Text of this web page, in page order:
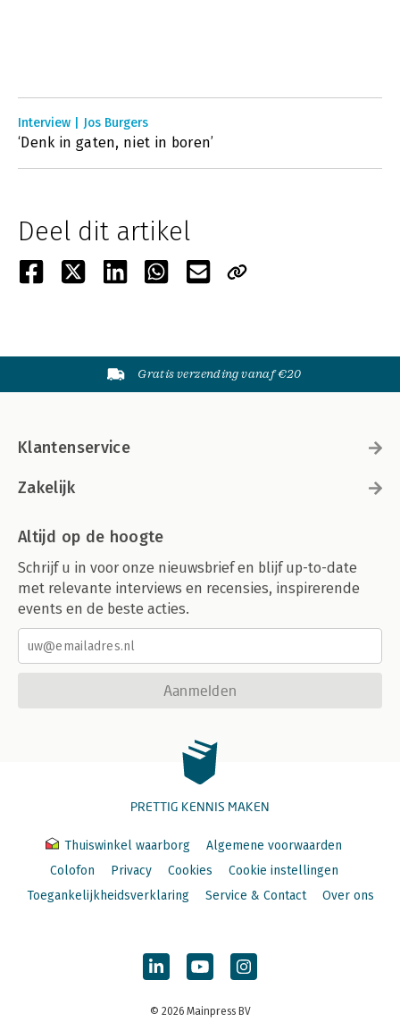
Interview | Jos Burgers
‘Denk in gaten, niet in boren’
Deel dit artikel
Gratis verzending vanaf €20
Klantenservice
Zakelijk
Altijd op de hoogte
Schrijf u in voor onze nieuwsbrief en blijf up-to-date
met relevante interviews en recensies, inspirerende
events en de beste acties.
Aanmelden
PRETTIG KENNIS MAKEN
Thuiswinkel waarborg
Algemene voorwaarden
Colofon
Privacy Cookies
Cookie instellingen
Toegankelijkheidsverklaring
Service & Contact Over ons
© 2026 Mainpress BV